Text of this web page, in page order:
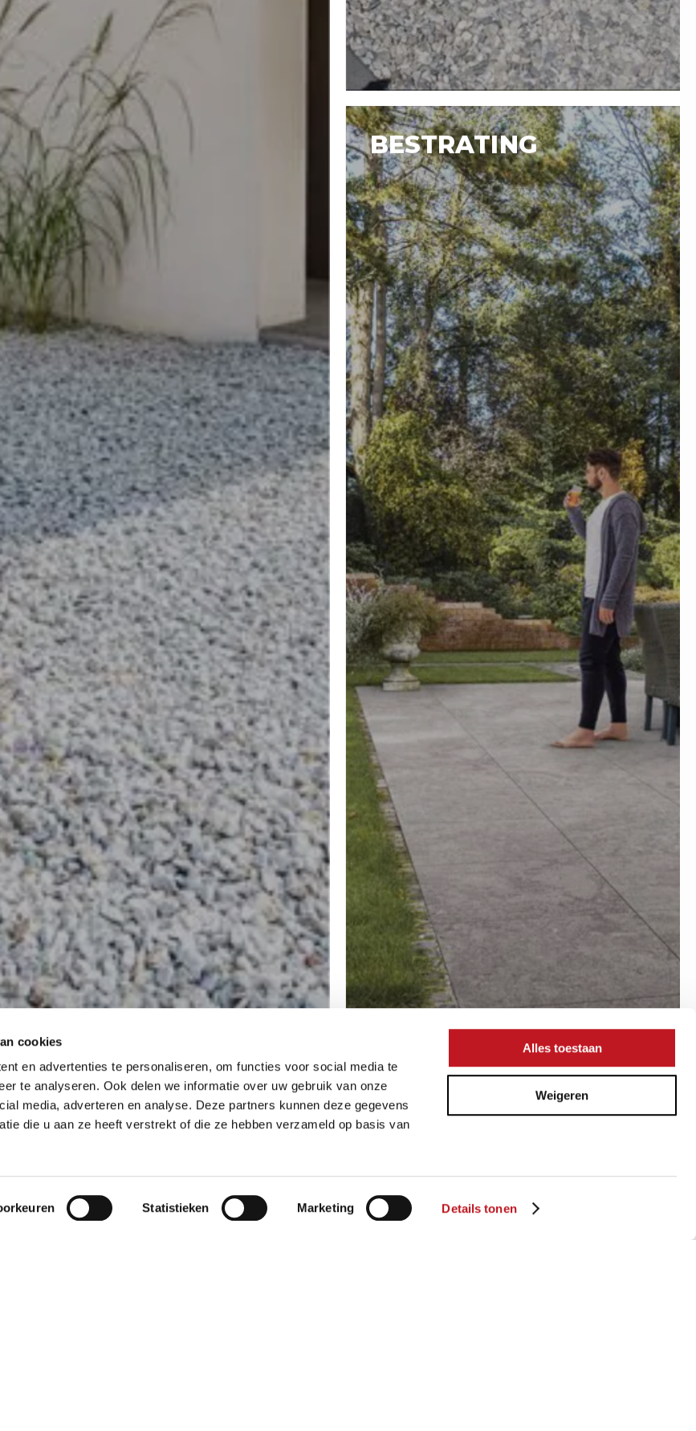
cookies
en advertenties te personaliseren, om functies voor social media te
te analyseren. Ook delen we informatie over uw gebruik van onze
media, adverteren en analyse. Deze partners kunnen deze gegevens
die u aan ze heeft verstrekt of die ze hebben verzameld op basis van
Statistieken Marketing Details tonen
Alles toestaan
Weigeren
BESTRATING
TEGELS